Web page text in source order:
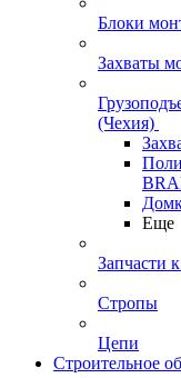
Блоки
Захваты
(Чехия)
Еще
Запчасти
Стропы
Цепи
Строительное